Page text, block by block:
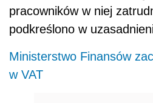
pracowników w niej
podkreślono w
Ministerstwo Finansów
w VAT